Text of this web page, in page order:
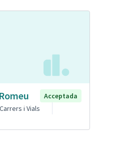
Acceptada
Carrers i Vials